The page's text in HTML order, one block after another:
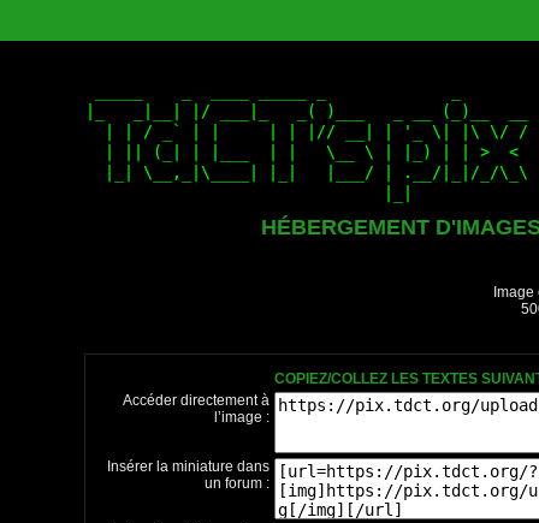
HÉBERGEMENT
COPIEZ/COLLEZ LES TEXTES
Accéder directement à
l’image :
Insérer la miniature dans
un forum :